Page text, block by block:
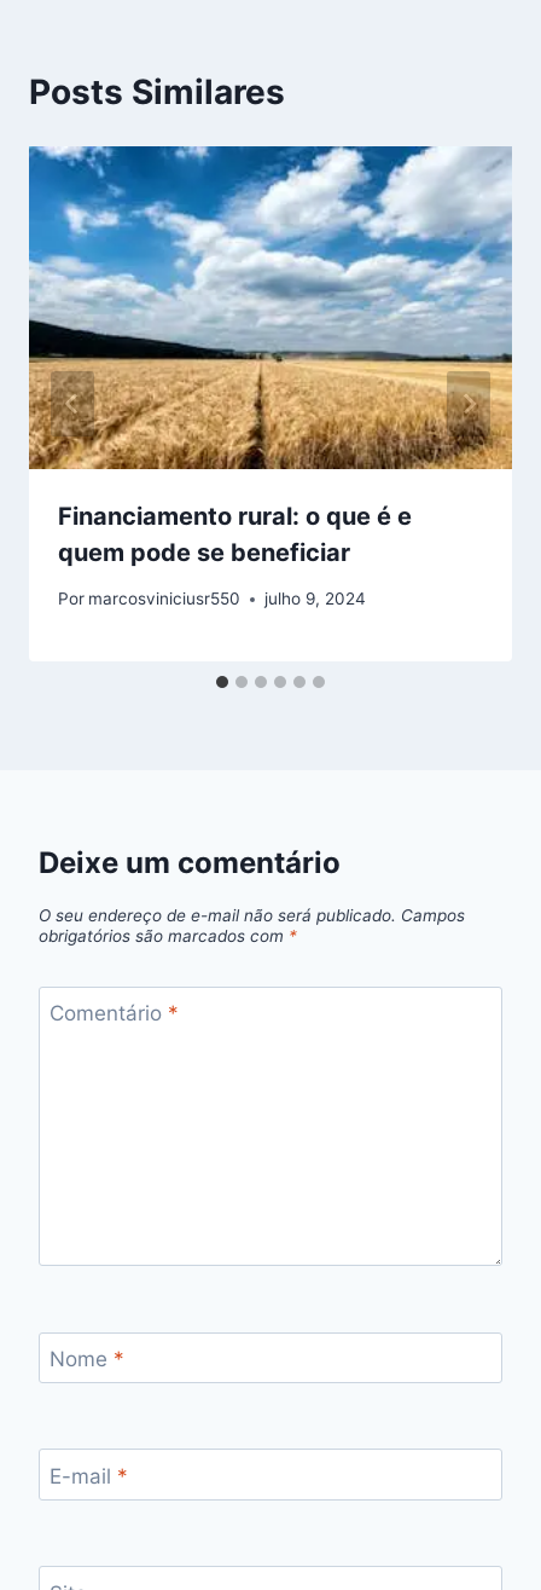
Posts Similares
Financiamento rural: o que é e
quem pode se beneficiar
Por marcosviniciusr550 julho 9, 2024
Deixe um comentário
O seu endereço de e-mail não será publicado. Campos
obrigatórios são marcados com *
Comentário *
Nome *
E-mail *